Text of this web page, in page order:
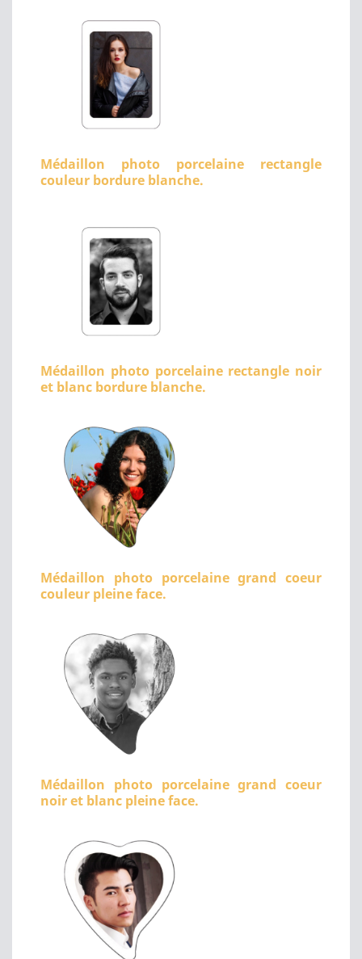
Médaillon photo porcelaine rectangle
couleur bordure blanche.
Médaillon photo porcelaine rectangle noir
et blanc bordure blanche.
Médaillon photo porcelaine grand coeur
couleur pleine face.
Médaillon photo porcelaine grand coeur
noir et blanc pleine face.